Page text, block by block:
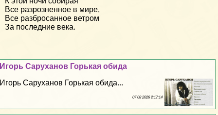
Все разрозненное в мире,
Все разбросанное ветром
За последние века.
Игорь Саруханов Горькая обида
Игорь Саруханов Горькая обида...
07 08 2026 2:17:14